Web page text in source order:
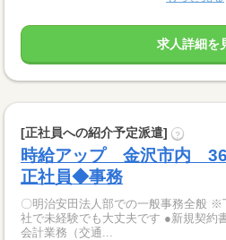
求人詳細を
[正社員への紹介予定派遣] ?
時給アップ 金沢市内
正社員◆事務
〇明治安田法人部での一般事務全般 ※
社で未経験でも大丈夫です ●新規契約
会計業務（交通...